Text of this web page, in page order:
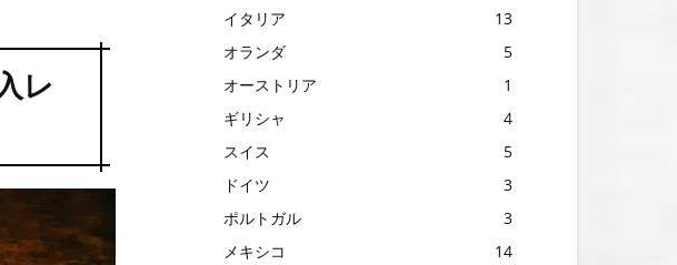
レ
イタリア
13
オランダ
5
オーストリア
1
ギリシャ
4
スイス
5
ドイツ
3
ポルトガル
3
メキシコ
14